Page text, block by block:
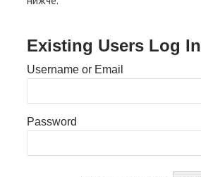
Existing Users Log In
Username or Email
Password